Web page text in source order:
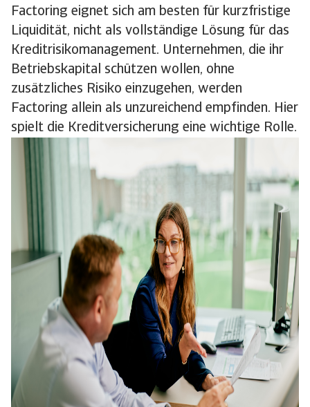
Factoring eignet sich am besten für kurzfristige
Liquidität, nicht als vollständige Lösung für das
Kreditrisikomanagement. Unternehmen, die ihr
Betriebskapital schützen wollen, ohne
zusätzliches Risiko einzugehen, werden
Factoring allein als unzureichend empfinden. Hier
spielt die Kreditversicherung eine wichtige Rolle.